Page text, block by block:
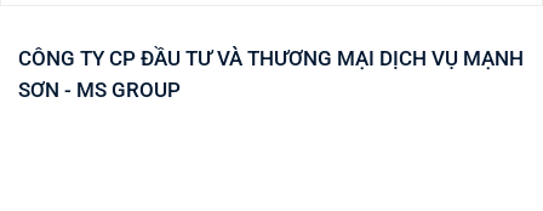
CÔNG TY CP ĐẦU TƯ VÀ THƯƠNG MẠI DỊCH VỤ MẠNH
SƠN - MS GROUP